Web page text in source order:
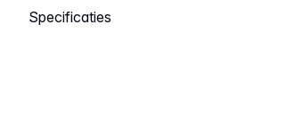
Selecteer een tabblad